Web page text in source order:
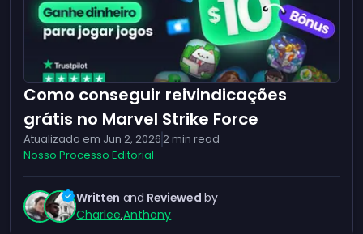
Como conseguir reivindicações
grátis no Marvel Strike Force
Atualizado em Jun 2, 20262min read
Nosso Processo Editorial
Written and Reviewed by
Charlee,Anthony